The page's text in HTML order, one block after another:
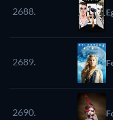
2688.
2689.
2690.